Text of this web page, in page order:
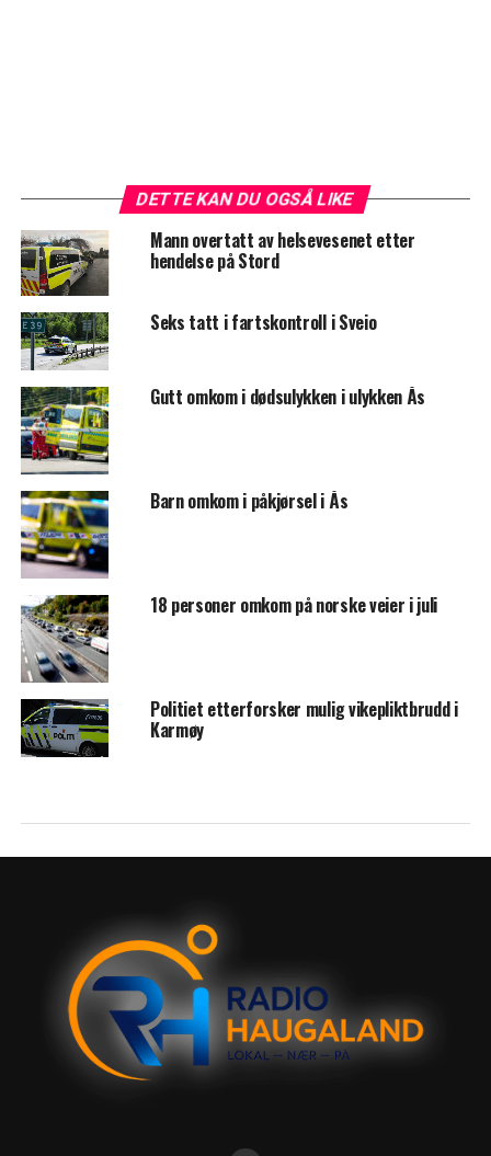
DETTE KAN DU OGSÅ LIKE
Mann overtatt av helsevesenet etter
hendelse på Stord
Seks tatt i fartskontroll i Sveio
Gutt omkom i dødsulykken i ulykken Ås
Barn omkom i påkjørsel i Ås
18 personer omkom på norske veier i juli
Politiet etterforsker mulig vikepliktbrudd i
Karmøy